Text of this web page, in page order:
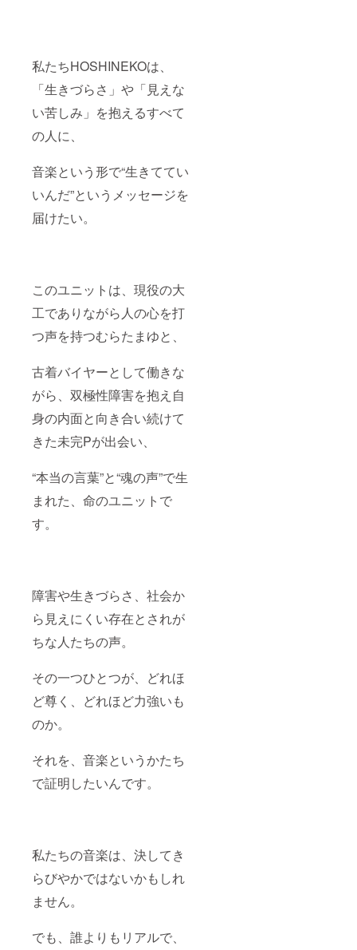
私たちHOSHINEKOは、
「生きづらさ」や「見えな
い苦しみ」を抱えるすべて
の人に、
音楽という形で“生きててい
いんだ”というメッセージを
届けたい。
このユニットは、現役の大
工でありながら人の心を打
つ声を持つむらたまゆと、
古着バイヤーとして働きな
がら、双極性障害を抱え自
身の内面と向き合い続けて
きた未完Pが出会い、
“本当の言葉”と“魂の声”で生
まれた、命のユニットで
す。
障害や生きづらさ、社会か
ら見えにくい存在とされが
ちな人たちの声。
その一つひとつが、どれほ
ど尊く、どれほど力強いも
のか。
それを、音楽というかたち
で証明したいんです。
私たちの音楽は、決してき
らびやかではないかもしれ
ません。
でも、誰よりもリアルで、